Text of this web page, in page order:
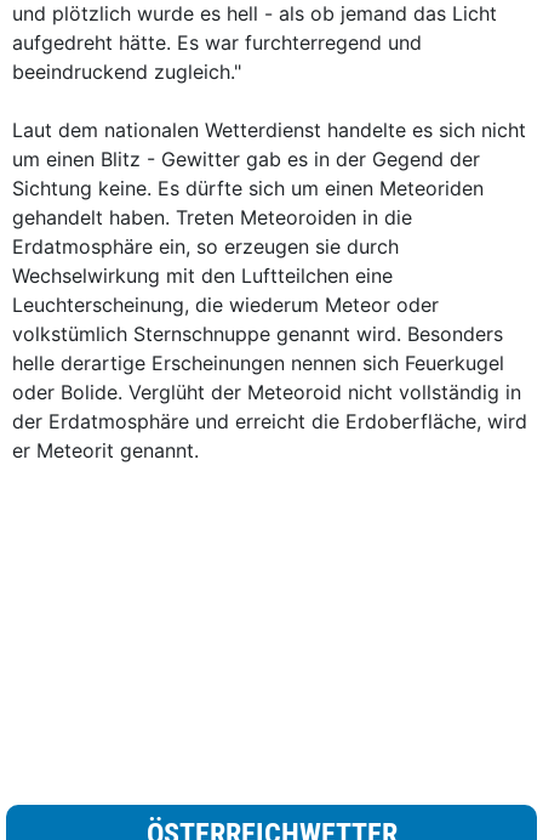
und plötzlich wurde es hell - als ob jemand das Licht
aufgedreht hätte. Es war furchterregend und
beeindruckend zugleich."
Laut dem nationalen Wetterdienst handelte es sich nicht
um einen Blitz - Gewitter gab es in der Gegend der
Sichtung keine. Es dürfte sich um einen Meteoriden
gehandelt haben. Treten Meteoroiden in die
Erdatmosphäre ein, so erzeugen sie durch
Wechselwirkung mit den Luftteilchen eine
Leuchterscheinung, die wiederum Meteor oder
volkstümlich Sternschnuppe genannt wird. Besonders
helle derartige Erscheinungen nennen sich Feuerkugel
oder Bolide. Verglüht der Meteoroid nicht vollständig in
der Erdatmosphäre und erreicht die Erdoberfläche, wird
er Meteorit genannt.